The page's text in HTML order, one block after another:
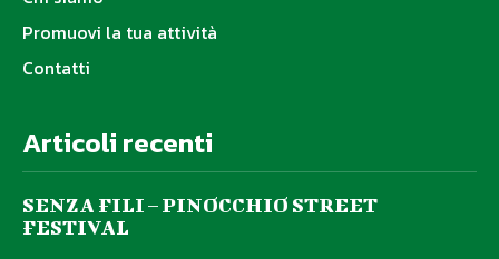
Promuovi la tua attività
Contatti
Articoli recenti
SENZA FILI – PINOCCHIO STREET
FESTIVAL